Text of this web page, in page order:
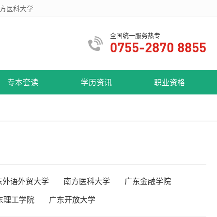
医科大学
全国统一服务热专
0755-2870 8855
专本套读 学历资讯 职业资格
外语外贸大学 南方医科大学
广东金融学院
理工学院
广东开放大学